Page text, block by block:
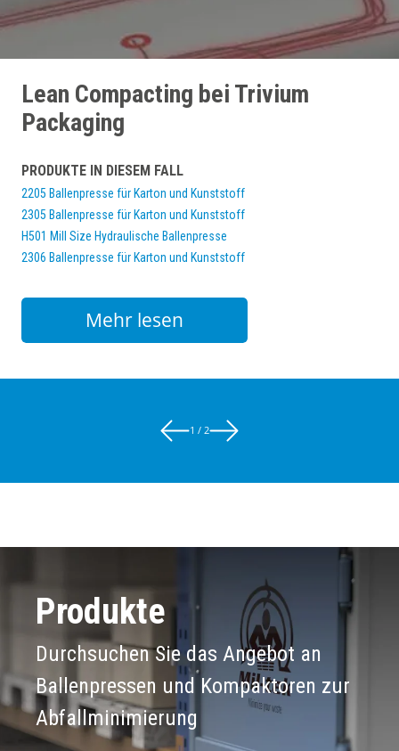
Lean Compacting bei Trivium
Packaging
Mehr lesen
PRODUKTE IN DIESEM FALL
2205 Ballenpresse für Karton und Kunststoff
2305 Ballenpresse für Karton und Kunststoff
H501 Mill Size Hydraulische Ballenpresse
2306 Ballenpresse für Karton und Kunststoff
1 / 2
Produkte
Durchsuchen Sie das Angebot an
Ballenpressen und Kompaktoren zur
Abfallminimierung